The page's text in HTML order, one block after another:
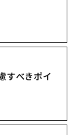
すべきポイ